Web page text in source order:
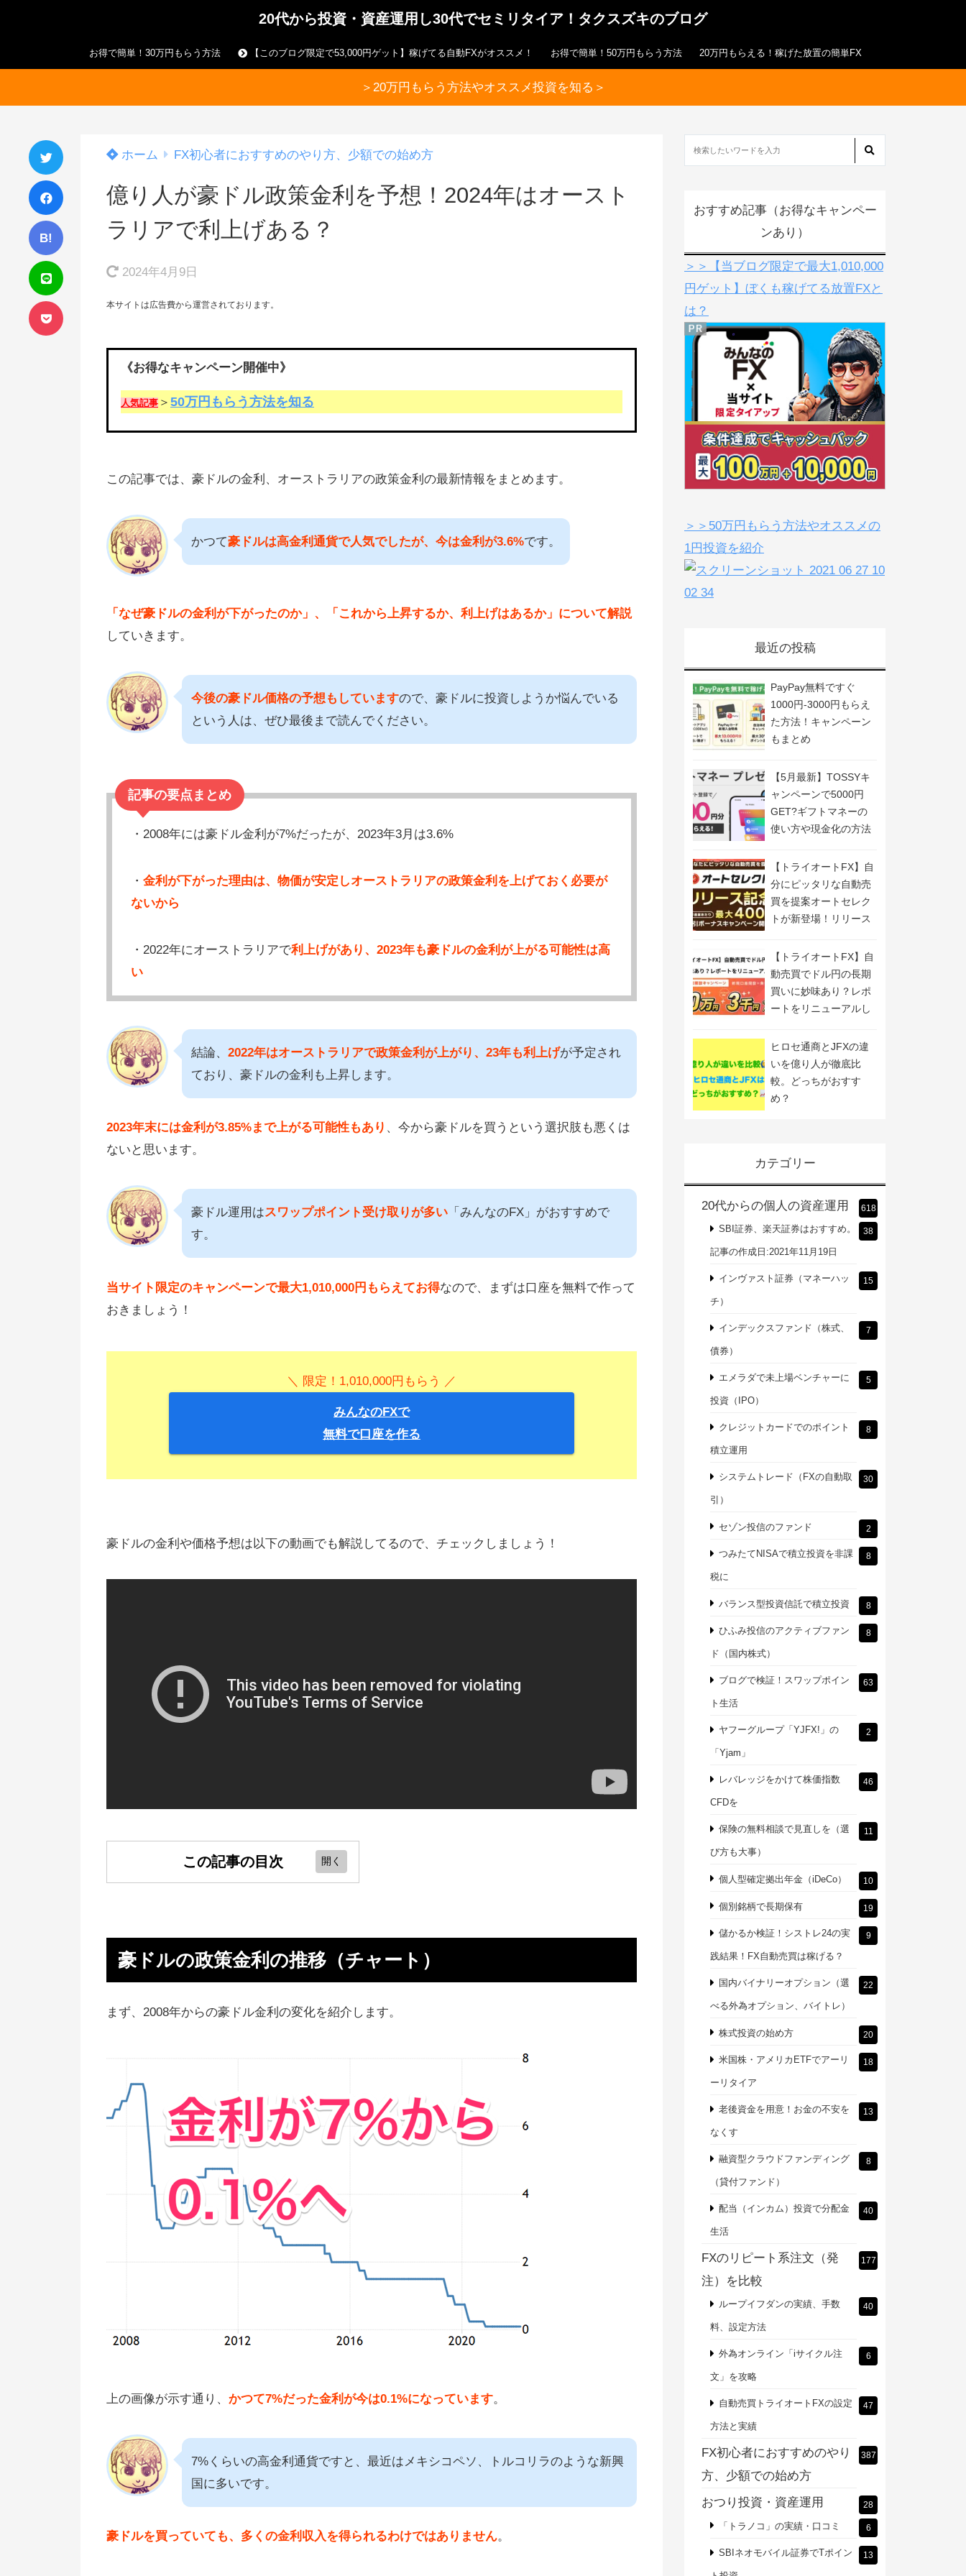
20代から投資・資産運用し30代でセミリタイア！タクスズキのブログ
お得で簡単！30万円もらう方法 【このブログ限定で53,000円ゲット】稼げてる自動FXがオススメ！ お得で簡単！50万円もらう方法 20万円もらえる！稼げた放置の簡単FX
＞20万円もらう方法やオススメ投資を知る＞
B!
ホーム FX初心者におすすめのやり方、少額での始め方
億り人が豪ドル政策金利を予想！2024年はオースト
ラリアで利上げある？
2024年4月9日
本サイトは広告費から運営されております。
《お得なキャンペーン開催中》
人気記事 ＞ 50万円もらう方法を知る
この記事では、豪ドルの金利、オーストラリアの政策金利の最新情報をまとめます。
かつて豪ドルは高金利通貨で人気でしたが、今は金利が3.6%です。
「なぜ豪ドルの金利が下がったのか」、「これから上昇するか、利上げはあるか」について解説
していきます。
今後の豪ドル価格の予想もしていますので、豪ドルに投資しようか悩んでいる
という人は、ぜひ最後まで読んでください。
記事の要点まとめ
・2008年には豪ドル金利が7%だったが、2023年3月は3.6%
・ 金利が下がった理由は、物価が安定しオーストラリアの政策金利を上げておく必要が
ないから
・2022年にオーストラリアで利上げがあり、2023年も豪ドルの金利が上がる可能性は高
い
結論、 2022年はオーストラリアで政策金利が上がり、23年も利上げが予定され
ており、豪ドルの金利も上昇します。
2023年末には金利が3.85%まで上がる可能性もあり 、今から豪ドルを買うという選択肢も悪くは
ないと思います。
豪ドル運用はスワップポイント受け取りが多い 「みんなのFX」がおすすめで
す。
当サイト限定のキャンペーンで最大1,010,000円もらえてお得なので、まずは口座を無料で作って
おきましょう！
＼ 限定！1,010,000円もらう ／
みんなのFXで
無料で口座を作る
豪ドルの金利や価格予想は以下の動画でも解説してるので、チェックしましょう！
この記事の目次
豪ドルと他国との金利差は？
豪ドルの金利が下がった理由を解説
【2023年】豪ドルの金利が上昇する
を予想
豪ドル投資はみんなのFXがおすすめ
【まとめ】オーストラリアの政策金
利は今後上昇
豪ドルの政策金利の推移（チャート）
まず、2008年からの豪ドル金利の変化を紹介します。
上の画像が示す通り、 かつて7%だった金利が今は0.1%になっています。
7%くらいの高金利通貨ですと、最近はメキシコペソ、トルコリラのような新興
国に多いです。
豪ドルを買っていても、多くの金利収入を得られるわけではありません。
おすすめ記事（お得なキャンペー
ンあり）
＞＞【当ブログ限定で最大1,010,000
円ゲット】ぼくも稼げてる放置FXと
は？
＞＞50万円もらう方法やオススメの
1円投資を紹介
最近の投稿
PayPay無料ですぐ
1000円-3000円もらえ
た方法！キャンペーン
もまとめ
【5月最新】TOSSYキ
ャンペーンで5000円
GET?ギフトマネーの
使い方や現金化の方法
【トライオートFX】自
分にピッタリな自動売
買を提案オートセレク
トが新登場！リリース
催！
【トライオートFX】自
動売買でドル円の長期
買いに妙味あり？レポ
ートをリニューアルし
ヒロセ通商とJFXの違
いを億り人が徹底比
較。どっちがおすす
め？
カテゴリー
20代からの個人の資産運用 618
SBI証券、楽天証券はおすすめ。
記事の作成日:2021年11月19日
38
インヴァスト証券（マネーハッ
チ）
15
インデックスファンド（株式、
債券）
7
エメラダで未上場ベンチャーに
投資（IPO）
5
クレジットカードでのポイント
積立運用
8
システムトレード（FXの自動取
引）
30
セゾン投信のファンド 2
つみたてNISAで積立投資を非課
税に
8
バランス型投資信託で積立投資 8
ひふみ投信のアクティブファン
ド（国内株式）
8
ブログで検証！スワップポイン
ト生活
63
ヤフーグループ「YJFX!」の
「Yjam」
2
レバレッジをかけて株価指数
CFDを
46
保険の無料相談で見直しを（選
び方も大事）
11
個人型確定拠出年金（iDeCo） 10
個別銘柄で長期保有 19
儲かるか検証！シストレ24の実
践結果！FX自動売買は稼げる？
9
国内バイナリーオプション（選
べる外為オプション、バイトレ）
22
株式投資の始め方 20
米国株・アメリカETFでアーリ
ーリタイア
18
老後資金を用意！お金の不安を
なくす
13
融資型クラウドファンディング
（貸付ファンド）
8
配当（インカム）投資で分配金
生活
40
FXのリピート系注文（発
注）を比較
177
ループイフダンの実績、手数
料、設定方法
40
外為オンライン「iサイクル注
文」を攻略
6
自動売買トライオートFXの設定
方法と実績
47
FX初心者におすすめのやり
方、少額での始め方
387
おつり投資・資産運用 28
「トラノコ」の実績・口コミ 6
SBIネオモバイル証券でTポイン 13